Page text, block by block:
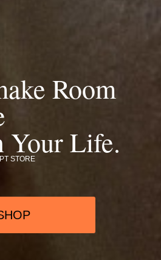
Room
Your Life.
STORE